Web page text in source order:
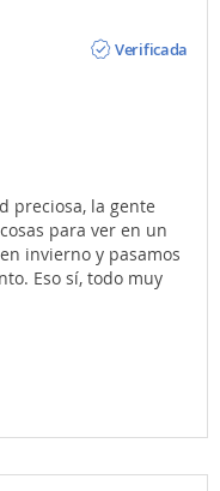
Verificada
preciosa, la gente
para ver en un
invierno y pasamos
Eso sí, todo muy